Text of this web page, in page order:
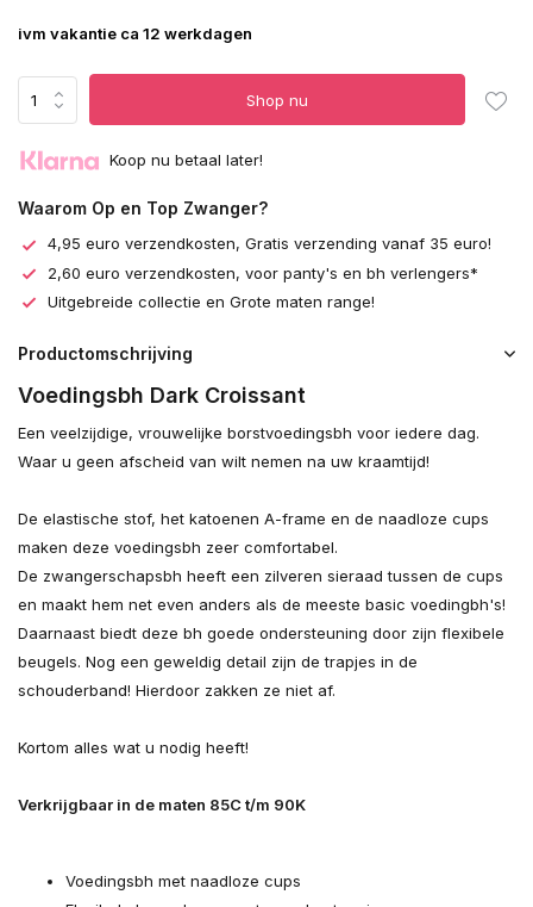
ivm vakantie ca 12 werkdagen
Shop nu
Koop nu betaal later!
Waarom Op en Top Zwanger?
4,95 euro verzendkosten, Gratis verzending vanaf 35 euro!
2,60 euro verzendkosten, voor panty's en bh verlengers*
Uitgebreide collectie en Grote maten range!
Productomschrijving
Voedingsbh Dark Croissant
Een veelzijdige, vrouwelijke borstvoedingsbh voor iedere dag.
Waar u geen afscheid van wilt nemen na uw kraamtijd!
De elastische stof, het katoenen A-frame en de naadloze cups
maken deze voedingsbh zeer comfortabel.
De zwangerschapsbh heeft een zilveren sieraad tussen de cups
en maakt hem net even anders als de meeste basic voedingbh's!
Daarnaast biedt deze bh goede ondersteuning door zijn flexibele
beugels. Nog een geweldig detail zijn de trapjes in de
schouderband! Hierdoor zakken ze niet af.
Kortom alles wat u nodig heeft!
Verkrijgbaar in de maten 85C t/m 90K
Voedingsbh met naadloze cups